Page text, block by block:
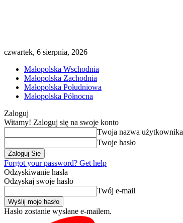
czwartek, 6 sierpnia, 2026
Małopolska Wschodnia
Małopolska Zachodnia
Małopolska Południowa
Małopolska Północna
Zaloguj
Witamy! Zaloguj się na swoje konto
Twoja nazwa użytkownika
Twoje hasło
Forgot your password? Get help
Odzyskiwanie hasła
Odzyskaj swoje hasło
Twój e-mail
Hasło zostanie wysłane e-mailem.